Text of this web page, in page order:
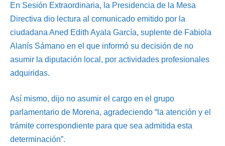
En Sesión Extraordinaria, la Presidencia de la Mesa
Directiva dio lectura al comunicado emitido por la
ciudadana Aned Edith Ayala García, suplente de Fabiola
Alanís Sámano en el que informó su decisión de no
asumir la diputación local, por actividades profesionales
adquiridas.
Así mismo, dijo no asumir el cargo en el grupo
parlamentario de Morena, agradeciendo “la atención y el
trámite correspondiente para que sea admitida esta
determinación”.